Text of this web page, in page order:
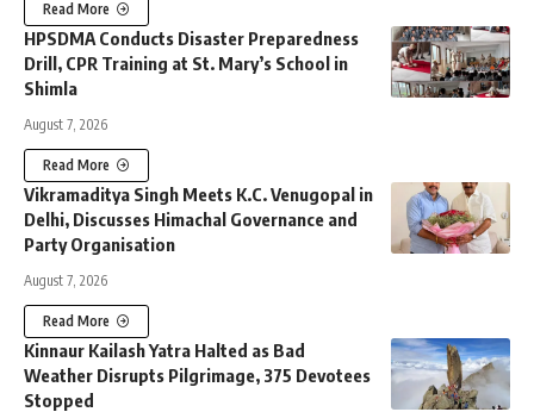
Read More
HPSDMA Conducts Disaster Preparedness
Drill, CPR Training at St. Mary’s School in
Shimla
August 7, 2026
Read More
Vikramaditya Singh Meets K.C. Venugopal in
Delhi, Discusses Himachal Governance and
Party Organisation
August 7, 2026
Read More
Kinnaur Kailash Yatra Halted as Bad
Weather Disrupts Pilgrimage, 375 Devotees
Stopped